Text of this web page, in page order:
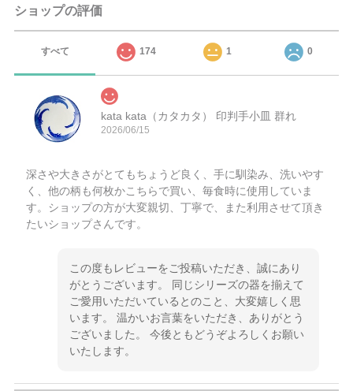
ショップの評価
すべて 174 1 0
kata kata（カタカタ） 印判手小皿 群れ
2026/06/15
深さや大きさがとてもちょうど良く、手に馴染み、洗いやす
く、他の柄も何枚かこちらで買い、毎食時に使用していま
す。ショップの方が大変親切、丁寧で、また利用させて頂き
たいショップさんです。
この度もレビューをご投稿いただき、誠にあり
がとうございます。 同じシリーズの器を揃えて
ご愛用いただいているとのこと、大変嬉しく思
います。 温かいお言葉をいただき、ありがとう
ございました。 今後ともどうぞよろしくお願い
いたします。